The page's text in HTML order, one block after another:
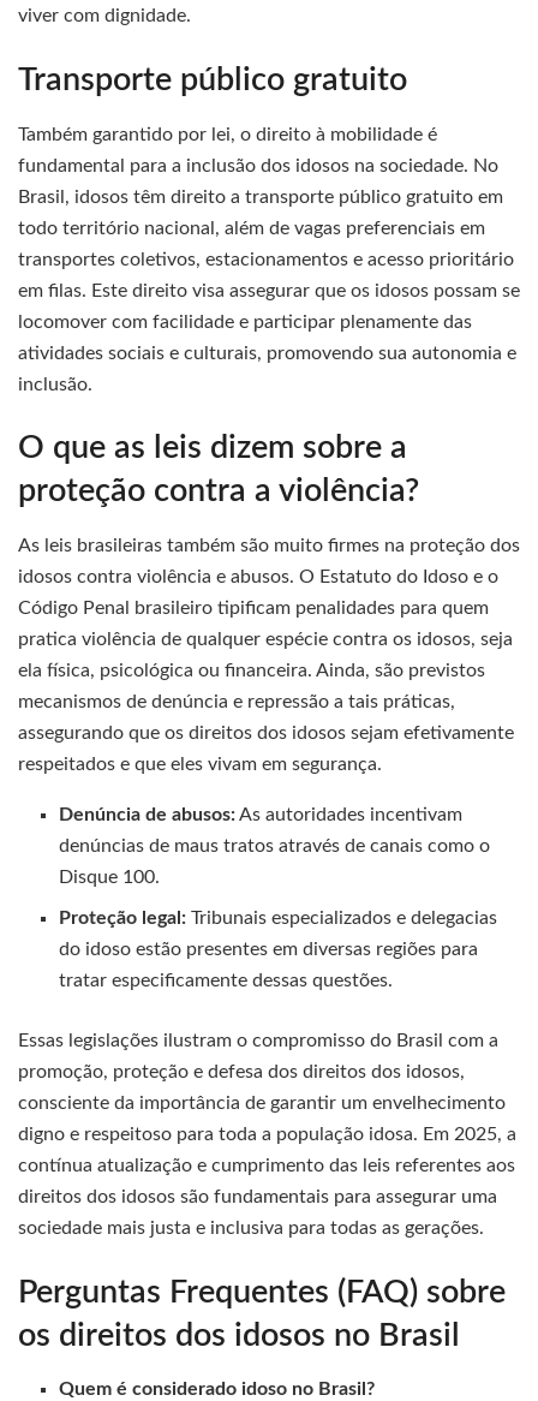
viver com dignidade.
Transporte público gratuito
Também garantido por lei, o direito à mobilidade é
fundamental para a inclusão dos idosos na sociedade. No
Brasil, idosos têm direito a transporte público gratuito em
todo território nacional, além de vagas preferenciais em
transportes coletivos, estacionamentos e acesso prioritário
em filas. Este direito visa assegurar que os idosos possam se
locomover com facilidade e participar plenamente das
atividades sociais e culturais, promovendo sua autonomia e
inclusão.
O que as leis dizem sobre a
proteção contra a violência?
As leis brasileiras também são muito firmes na proteção dos
idosos contra violência e abusos. O Estatuto do Idoso e o
Código Penal brasileiro tipificam penalidades para quem
pratica violência de qualquer espécie contra os idosos, seja
ela física, psicológica ou financeira. Ainda, são previstos
mecanismos de denúncia e repressão a tais práticas,
assegurando que os direitos dos idosos sejam efetivamente
respeitados e que eles vivam em segurança.
Denúncia de abusos:As autoridades incentivam
denúncias de maus tratos através de canais como o
Disque 100.
Proteção legal: Tribunais especializados e delegacias
do idoso estão presentes em diversas regiões para
tratar especificamente dessas questões.
Essas legislações ilustram o compromisso do Brasil com a
promoção, proteção e defesa dos direitos dos idosos,
consciente da importância de garantir um envelhecimento
digno e respeitoso para toda a população idosa. Em 2025, a
contínua atualização e cumprimento das leis referentes aos
direitos dos idosos são fundamentais para assegurar uma
sociedade mais justa e inclusiva para todas as gerações.
Perguntas Frequentes (FAQ) sobre
os direitos dos idosos no Brasil
Quem é considerado idoso no Brasil?